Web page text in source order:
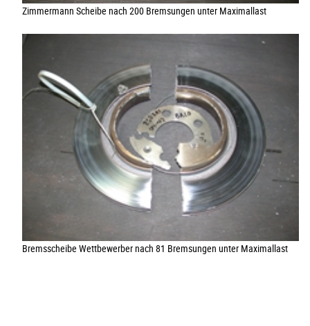
Zimmermann Scheibe nach 200 Bremsungen unter Maximallast
Bremsscheibe Wettbewerber nach 81 Bremsungen unter Maximallast